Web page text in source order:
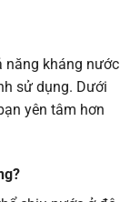
năng kháng nước
sử dụng. Dưới
yên tâm hơn